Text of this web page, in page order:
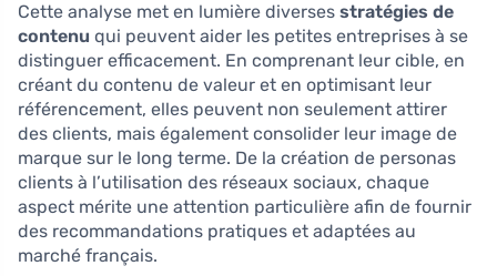
Cette analyse met en lumière diverses stratégies de
contenu qui peuvent aider les petites entreprises à se
distinguer efficacement. En comprenant leur cible, en
créant du contenu de valeur et en optimisant leur
référencement, elles peuvent non seulement attirer
des clients, mais également consolider leur image de
marque sur le long terme. De la création de personas
clients à l’utilisation des réseaux sociaux, chaque
aspect mérite une attention particulière afin de fournir
des recommandations pratiques et adaptées au
marché français.